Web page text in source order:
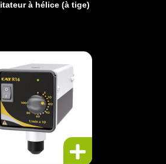
à hélice (à tige)